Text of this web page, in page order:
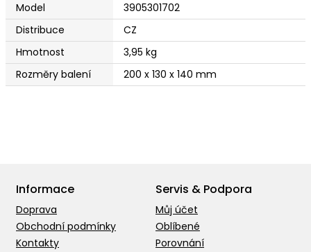
Model
3905301702
Distribuce
CZ
Hmotnost
3,95 kg
Rozměry balení
200 x 130 x 140 mm
Informace
Doprava
Obchodní podmínky
Kontakty
Servis & Podpora
Můj účet
Oblíbené
Porovnání